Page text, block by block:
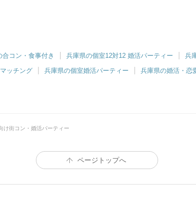
合コン・食事付き 兵庫県の個室12対12 婚活パーティー
兵
ッチング 兵庫県の個室婚活パーティー 兵庫県の婚活・恋
け街コン・婚活パーティー
ページトップへ